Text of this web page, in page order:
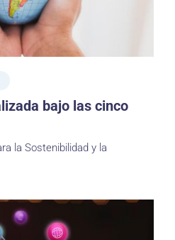
bajo las cinco
la Sostenibilidad y la